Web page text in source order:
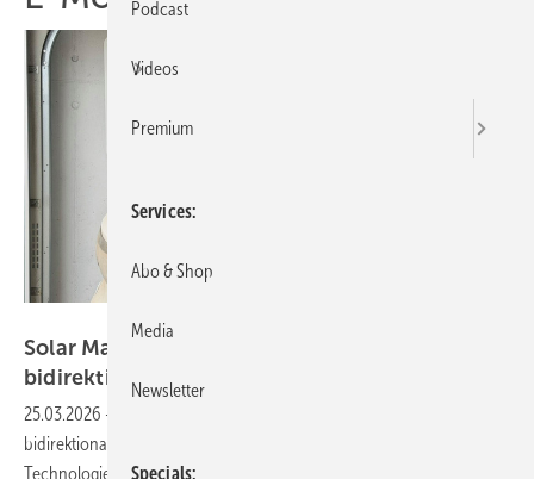
Solar Manager und Ambibox unterstützen
bidirektionales
25.03.2026 -
bidirektionales Laden greifbar. Solar Manager integriert die
Technologie in sein Energiemanagement und macht Vehicle-to-Home
Podcast
Videos
Premium
Services
Abo & Shop
Media
Newsletter
Specials